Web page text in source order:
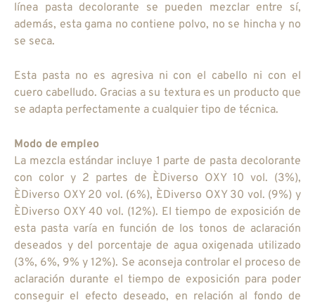
línea pasta decolorante se pueden mezclar entre sí,
además, esta gama no contiene polvo, no se hincha y no
se seca.
Esta pasta no es agresiva ni con el cabello ni con el
cuero cabelludo. Gracias a su textura es un producto que
se adapta perfectamente a cualquier tipo de técnica.
Modo de empleo
La mezcla estándar incluye 1 parte de pasta decolorante
con color y 2 partes de ÈDiverso OXY 10 vol. (3%),
ÈDiverso OXY 20 vol. (6%), ÈDiverso OXY 30 vol. (9%) y
ÈDiverso OXY 40 vol. (12%). El tiempo de exposición de
esta pasta varía en función de los tonos de aclaración
deseados y del porcentaje de agua oxigenada utilizado
(3%, 6%, 9% y 12%). Se aconseja controlar el proceso de
aclaración durante el tiempo de exposición para poder
conseguir el efecto deseado, en relación al fondo de